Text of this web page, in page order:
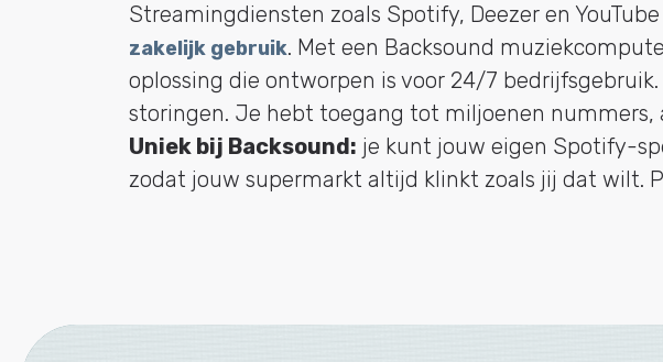
Streamingdiensten zoals Spotify, Deezer en
zakelijk gebruik. Met een Backsound
oplossing die ontworpen is voor 24/7
storingen. Je hebt toegang tot miljoenen
Uniek bij Backsound: je kunt jouw eigen Spotify-
zodat jouw supermarkt altijd klinkt zoals jij dat wilt.